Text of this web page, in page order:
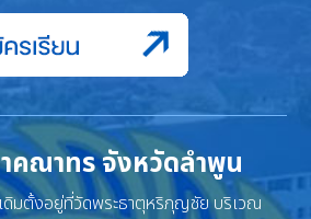
คณาทร จังหวัดลำพูน
มตั้งอยู่ที่วัดพระธาตุหริภุญชัย บริเวณ